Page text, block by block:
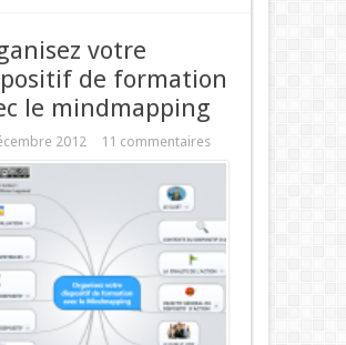
votre
de formation
le mindmapping
2012 11 commentaires